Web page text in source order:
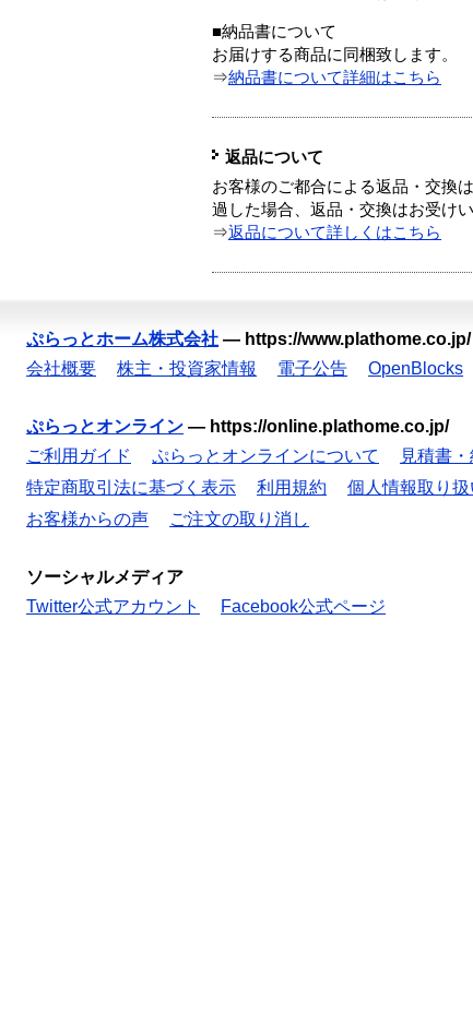
■納品書について
お届けする商品に同梱致します。
⇒納品書について詳細はこちら
返品について
お客様のご都合による返品・交換
過した場合、返品・交換はお受け
⇒返品について詳しくはこちら
ぷらっとホーム株式会社 — https://www.plathome.co.jp/
会社概要
株主・投資家情報 電子公告 OpenBlocks
ぷらっとオンライン — https://online.plathome.co.jp/
ご利用ガイド
ぷらっとオンラインについて 見積書
特定商取引法に基づく表示
利用規約 個人情報取り
お客様からの声
ご注文の取り消し
ソーシャルメディア
Twitter公式アカウント
Facebook公式ページ